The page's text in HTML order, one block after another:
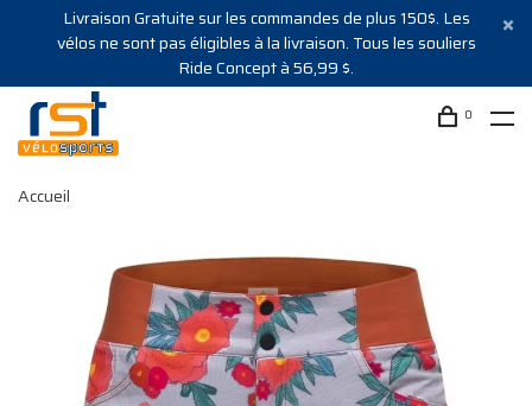
Livraison Gratuite sur les commandes de plus 150$. Les
vélos ne sont pas éligibles à la livraison. Tous les souliers
Ride Concept à 56,99 $.
0
Accueil